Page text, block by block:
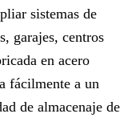
sistemas de
garajes, centros
en acero
fácilmente a un
de almacenaje de